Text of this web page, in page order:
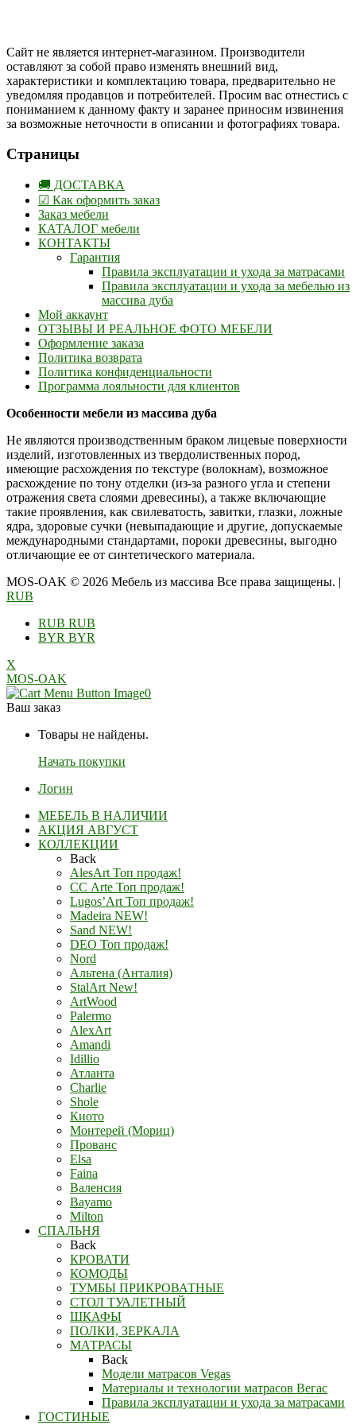
Сайт не является интернет-магазином. Производители
оставляют за собой право изменять внешний вид,
характеристики и комплектацию товара, предварительно не
уведомляя продавцов и потребителей. Просим вас отнестись с
пониманием к данному факту и заранее приносим извинения
за возможные неточности в описании и фотографиях товара.
Страницы
🚚 ДОСТАВКА
☑ Как оформить заказ
Заказ мебели
КАТАЛОГ мебели
КОНТАКТЫ
Гарантия
Правила эксплуатации и ухода за матрасами
Правила эксплуатации и ухода за мебелью из
массива дуба
Мой аккаунт
ОТЗЫВЫ И РЕАЛЬНОЕ ФОТО МЕБЕЛИ
Оформление заказа
Политика возврата
Политика конфиденциальности
Программа лояльности для клиентов
Особенности мебели из массива дуба
Не являются производственным браком лицевые поверхности
изделий, изготовленных из твердолиственных пород,
имеющие расхождения по текстуре (волокнам), возможное
расхождение по тону отделки (из-за разного угла и степени
отражения света слоями древесины), а также включающие
такие проявления, как свилеватость, завитки, глазки, ложные
ядра, здоровые сучки (невыпадающие и другие, допускаемые
международными стандартами, пороки древесины, выгодно
отличающие ее от синтетического материала.
MOS-OAK © 2026 Мебель из массива Все права защищены. |
RUB
RUB RUB
BYR BYR
X
MOS-OAK
0
Ваш заказ
Товары не найдены.
Начать покупки
Логин
МЕБЕЛЬ В НАЛИЧИИ
АКЦИЯ АВГУСТ
КОЛЛЕКЦИИ
Back
AlesArt Топ продаж!
СС Arte Топ продаж!
Lugos’Art Топ продаж!
Madeira NEW!
Sand NEW!
DEO Топ продаж!
Nord
Альтена (Анталия)
StalArt New!
ArtWood
Palermo
AlexArt
Amandi
Idillio
Атланта
Charlie
Shole
Киото
Монтерей (Мориц)
Прованс
Elsa
Faina
Валенсия
Bayamo
Milton
СПАЛЬНЯ
Back
КРОВАТИ
КОМОДЫ
ТУМБЫ ПРИКРОВАТНЫЕ
СТОЛ ТУАЛЕТНЫЙ
ШКАФЫ
ПОЛКИ, ЗЕРКАЛА
МАТРАСЫ
Back
Модели матрасов Vegas
Материалы и технологии матрасов Вегас
Правила эксплуатации и ухода за матрасами
ГОСТИНЫЕ